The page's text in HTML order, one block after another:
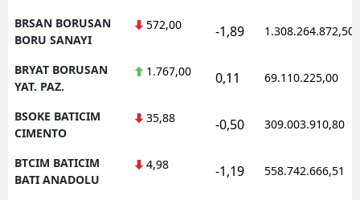
BRSAN BORUSAN
BORU SANAYI
572,00 -1,89 1.308.264.872,50
BRYAT BORUSAN
YAT. PAZ.
1.767,00 0,11 69.110.225,00
BSOKE BATICIM
CIMENTO
35,88 -0,50 309.003.910,80
BTCIM BATICIM
BATI ANADOLU
4,98 -1,19 558.742.666,51